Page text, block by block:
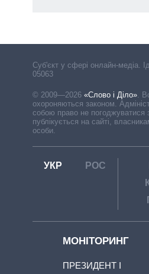
Cуб'єкт у сфері онлайн-медіа.
05063
© 2009—2026 «Слово і Діло»
охороняються законом.
собою право не погоджуватися
публікується на сайті,
особи.
УКР РОС
МОНІТОРИНГ
ПРЕЗИДЕНТ І